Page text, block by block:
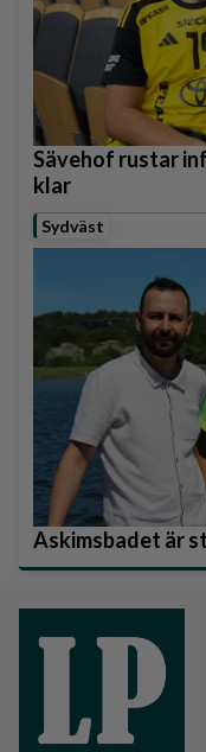
Sävehof rustar
klar
Sydväst
Askimsbadet är